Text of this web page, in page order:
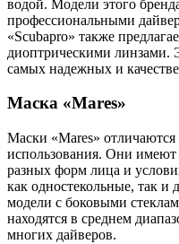
водой. Модели этого
профессиональными
«Scubapro» также
диоптрическими линзами.
самых надежных и
Маска «Mares»
Маски «Mares»
использования. Они
разных форм лица и
как одностекольные, так и
модели с боковыми
находятся в среднем
многих дайверов.